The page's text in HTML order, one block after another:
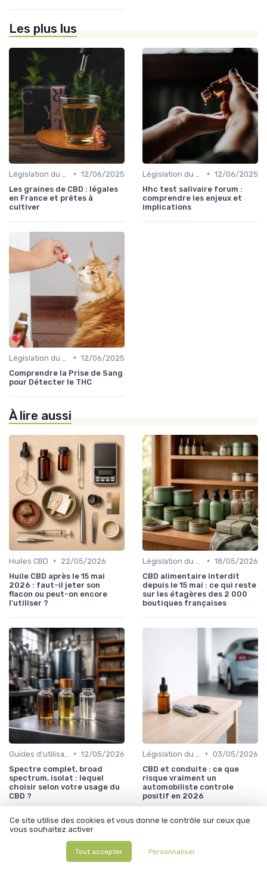
Les plus lus
• 12/06/2025
Les graines de CBD : légales
en France et prêtes à
cultiver
• 12/06/2025
Hhc test salivaire forum :
comprendre les enjeux et
implications
• 12/06/2025
Comprendre la Prise de Sang
pour Détecter le THC
À lire aussi
Huiles CBD •
22/05/2026
Huile CBD après le 15 mai
2026 : faut-il jeter son
flacon ou peut-on encore
l'utiliser ?
• 18/05/2026
CBD alimentaire interdit
depuis le 15 mai : ce qui reste
sur les étagères des 2 000
boutiques françaises
• 12/05/2026
Spectre complet, broad
spectrum, isolat : lequel
choisir selon votre usage du
CBD ?
• 03/05/2026
CBD et conduite : ce que
risque vraiment un
automobiliste controle
positif en 2026
Ce site utilise des cookies et vous donne le contrôle sur ceux que
vous souhaitez activer
Tout accepter Personnaliser